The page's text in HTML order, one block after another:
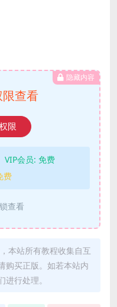
隐藏内容
查看
限
VIP会员: 免费
费
查看
本站所有教程收集自互
购买正版。如若本站内
行处理。